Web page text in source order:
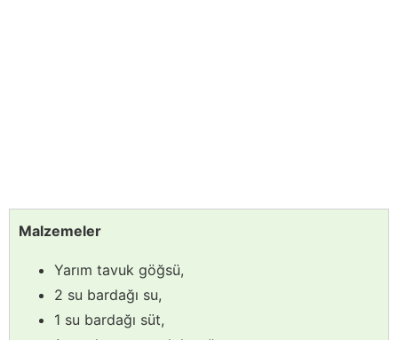
Malzemeler
Yarım tavuk göğsü,
2 su bardağı su,
1 su bardağı süt,